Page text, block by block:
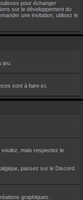
pour échanger
sur le développement du
une invitation, utilisez le
jeu.
sont à faire ici.
mais respectez le
passez sur le Discord
graphiques.